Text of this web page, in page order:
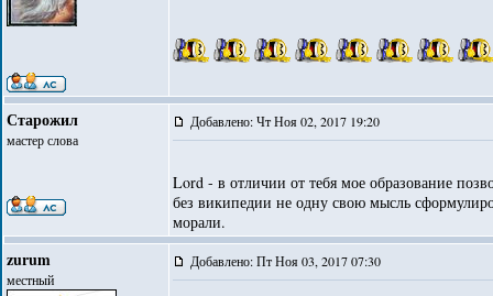
Старожил
мастер слова
Добавлено: Чт Ноя 02, 2017 19:20
Lord - в отличии от тебя мое образование
без википедии не одну свою мысль
морали.
zurum
местный
Добавлено: Пт Ноя 03, 2017 07:30